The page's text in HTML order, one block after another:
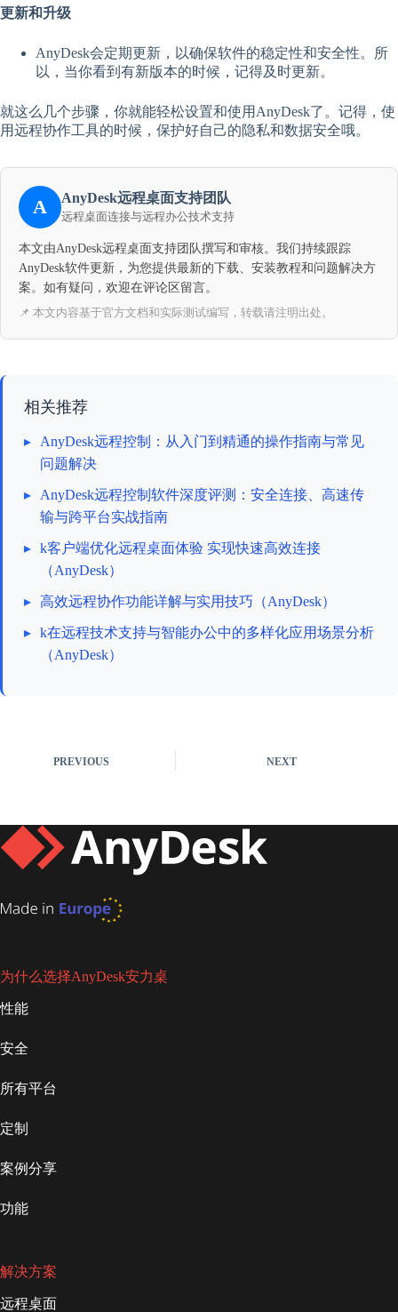
更新和升级
AnyDesk会定期更新，以确保软件的稳定性和安全性。所
以，当你看到有新版本的时候，记得及时更新。
就这么几个步骤，你就能轻松设置和使用AnyDesk了。记得，使
用远程协作工具的时候，保护好自己的隐私和数据安全哦。
A AnyDesk远程桌面支持团队
远程桌面连接与远程办公技术支持
本文由AnyDesk远程桌面支持团队撰写和审核。我们持续跟踪
AnyDesk软件更新，为您提供最新的下载、安装教程和问题解决方
案。如有疑问，欢迎在评论区留言。
📌 本文内容基于官方文档和实际测试编写，转载请注明出处。
相关推荐
▸
AnyDesk远程控制：从入门到精通的操作指南与常见
问题解决
▸
AnyDesk远程控制软件深度评测：安全连接、高速传
输与跨平台实战指南
▸ k客户端优化远程桌面体验 实现快速高效连接
（AnyDesk）
▸ 高效远程协作功能详解与实用技巧（AnyDesk）
▸ k在远程技术支持与智能办公中的多样化应用场景分析
（AnyDesk）
PREVIOUS NEXT
为什么选择AnyDesk安力桌
性能
安全
所有平台
定制
案例分享
功能
解决方案
远程桌面